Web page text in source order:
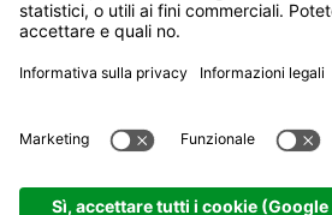
Alta Badia Brand Soc. Cons. a r.l.